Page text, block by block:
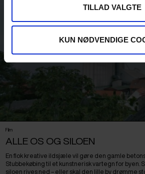
TILLAD VALGTE
KUN NØDVENDIGE
Film
ALLE OS OG SILOEN
En flok kreative ildsjæle vil gøre den gamle
Stubbekøbing til et kunstnerisk vartegn for byen.
siloen rives ned – eller skal den lille by drømme